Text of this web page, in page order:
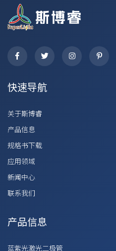
快速导航
关于斯博睿
产品信息
规格书下载
应用领域
新闻中心
联系我们
产品信息
蓝紫光激光二极管